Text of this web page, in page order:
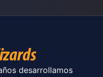
desarrollamos